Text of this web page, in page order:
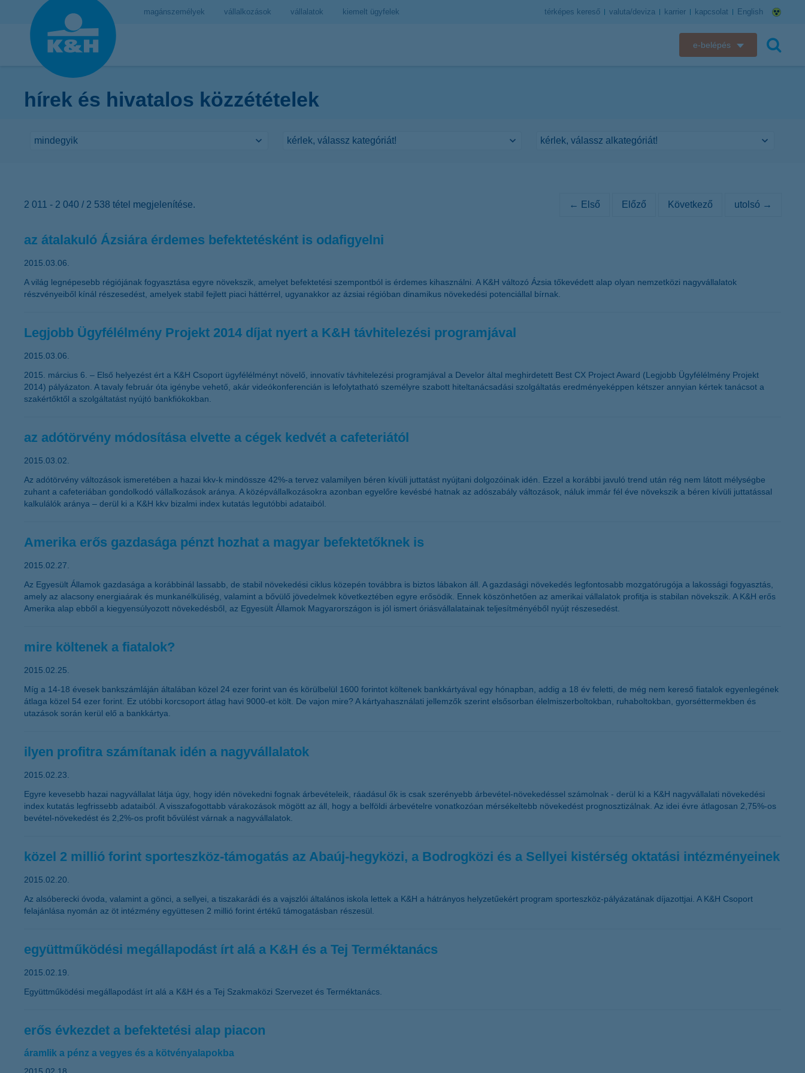
magánszemélyek vállalkozások vállalatok kiemelt ügyfelek térképes kereső valuta/deviza karrier kapcsolat English
e-belépés
K&H token megújítás
hírek és hivatalos közzétételek
2 011 - 2 040 / 2 538 tétel megjelenítése. ← Első Előző Következő utolsó →
az átalakuló Ázsiára érdemes befektetésként is odafigyelni
2015.03.06.
A világ legnépesebb régiójának fogyasztása egyre növekszik, amelyet befektetési szempontból is érdemes kihasználni. A K&H változó Ázsia tőkevédett alap olyan nemzetközi nagyvállalatok
részvényeiből kínál részesedést, amelyek stabil fejlett piaci háttérrel, ugyanakkor az ázsiai régióban dinamikus növekedési potenciállal bírnak.
Legjobb Ügyfélélmény Projekt 2014 díjat nyert a K&H távhitelezési programjával
2015.03.06.
2015. március 6. – Első helyezést ért a K&H Csoport ügyfélélményt növelő, innovatív távhitelezési programjával a Develor által meghirdetett Best CX Project Award (Legjobb Ügyfélélmény Projekt
2014) pályázaton. A tavaly február óta igénybe vehető, akár videókonferencián is lefolytatható személyre szabott hiteltanácsadási szolgáltatás eredményeképpen kétszer annyian kértek tanácsot a
szakértőktől a szolgáltatást nyújtó bankfiókokban.
az adótörvény módosítása elvette a cégek kedvét a cafeteriától
2015.03.02.
Az adótörvény változások ismeretében a hazai kkv-k mindössze 42%-a tervez valamilyen béren kívüli juttatást nyújtani dolgozóinak idén. Ezzel a korábbi javuló trend után rég nem látott mélységbe
zuhant a cafeteriában gondolkodó vállalkozások aránya. A középvállalkozásokra azonban egyelőre kevésbé hatnak az adószabály változások, náluk immár fél éve növekszik a béren kívüli juttatással
kalkulálók aránya – derül ki a K&H kkv bizalmi index kutatás legutóbbi adataiból.
Amerika erős gazdasága pénzt hozhat a magyar befektetőknek is
2015.02.27.
Az Egyesült Államok gazdasága a korábbinál lassabb, de stabil növekedési ciklus közepén továbbra is biztos lábakon áll. A gazdasági növekedés legfontosabb mozgatórugója a lakossági fogyasztás,
amely az alacsony energiaárak és munkanélküliség, valamint a bővülő jövedelmek következtében egyre erősödik. Ennek köszönhetően az amerikai vállalatok profitja is stabilan növekszik. A K&H erős
Amerika alap ebből a kiegyensúlyozott növekedésből, az Egyesült Államok Magyarországon is jól ismert óriásvállalatainak teljesítményéből nyújt részesedést.
mire költenek a fiatalok?
2015.02.25.
Míg a 14-18 évesek bankszámláján általában közel 24 ezer forint van és körülbelül 1600 forintot költenek bankkártyával egy hónapban, addig a 18 év feletti, de még nem kereső fiatalok egyenlegének
átlaga közel 54 ezer forint. Ez utóbbi korcsoport átlag havi 9000-et költ. De vajon mire? A kártyahasználati jellemzők szerint elsősorban élelmiszerboltokban, ruhaboltokban, gyorséttermekben és
utazások során kerül elő a bankkártya.
ilyen profitra számítanak idén a nagyvállalatok
2015.02.23.
Egyre kevesebb hazai nagyvállalat látja úgy, hogy idén növekedni fognak árbevételeik, ráadásul ők is csak szerényebb árbevétel-növekedéssel számolnak - derül ki a K&H nagyvállalati növekedési
index kutatás legfrissebb adataiból. A visszafogottabb várakozások mögött az áll, hogy a belföldi árbevételre vonatkozóan mérsékeltebb növekedést prognosztizálnak. Az idei évre átlagosan 2,75%-os
bevétel-növekedést és 2,2%-os profit bővülést várnak a nagyvállalatok.
közel 2 millió forint sporteszköz-támogatás az Abaúj-hegyközi, a Bodrogközi és a Sellyei kistérség oktatási intézményeinek
2015.02.20.
Az alsóberecki óvoda, valamint a gönci, a sellyei, a tiszakarádi és a vajszlói általános iskola lettek a K&H a hátrányos helyzetűekért program sporteszköz-pályázatának díjazottjai. A K&H Csoport
felajánlása nyomán az öt intézmény együttesen 2 millió forint értékű támogatásban részesül.
együttműködési megállapodást írt alá a K&H és a Tej Terméktanács
2015.02.19.
Együttműködési megállapodást írt alá a K&H és a Tej Szakmaközi Szervezet és Terméktanács.
erős évkezdet a befektetési alap piacon
áramlik a pénz a vegyes és a kötvényalapokba